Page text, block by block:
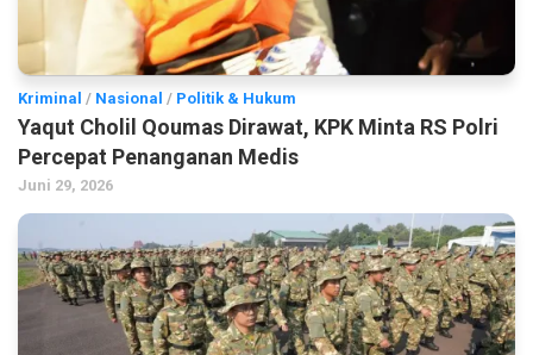
Kriminal / Nasional / Politik & Hukum
Yaqut Cholil Qoumas Dirawat, KPK Minta RS Polri
Percepat Penanganan Medis
Juni 29, 2026